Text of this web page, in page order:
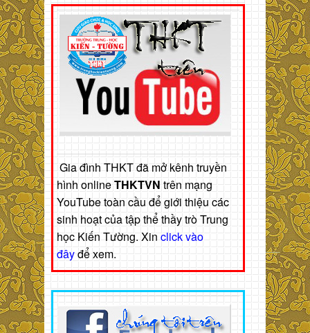
Gia đình THKT đã mở kênh truyền
hình onlineTHKTVN trên mạng
YouTube toàn cầu để giới thiệu các
sinh hoạt của tập thể thầy trò Trung
học Kiến Tường. Xin click vào
đâyđể xem.